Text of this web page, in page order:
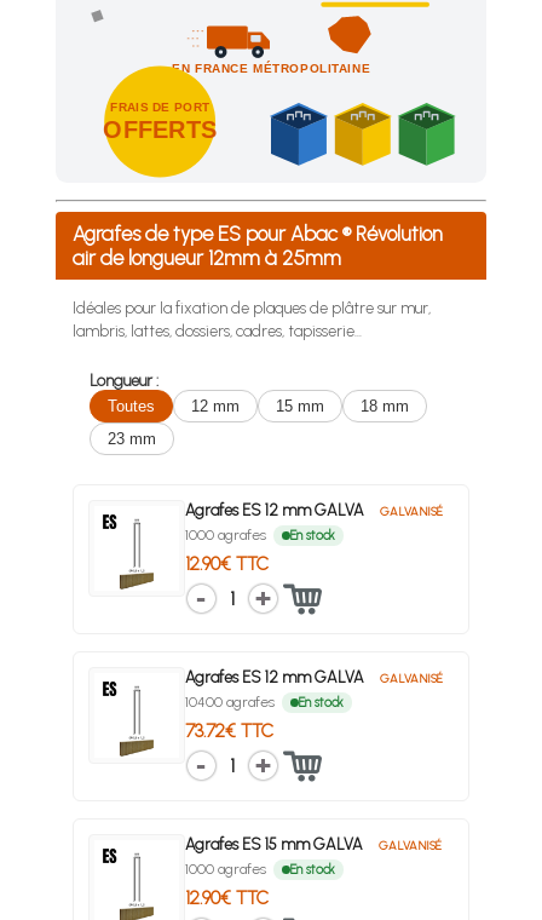
EN FRANCE MÉTROPOLITAINE
FRAIS DE PORT
OFFERTS
Achetez 4 sachets ou boîtes d'agrafes ou de pointes et
Agrafes de type ES pour Abac ® Révolution
air de longueur 12mm à 25mm
Idéales pour la fixation de plaques de plâtre sur mur,
lambris, lattes, dossiers, cadres, tapisserie...
Longueur :
Toutes
12 mm 15 mm
18 mm
23 mm
Agrafes ES 12 mm GALVA GALVANISÉ
1000 agrafes En stock
12.90€ TTC
1
Agrafes ES 12 mm GALVA GALVANISÉ
10400 agrafes En stock
73.72€ TTC
1
Agrafes ES 15 mm GALVA GALVANISÉ
1000 agrafes En stock
12.90€ TTC